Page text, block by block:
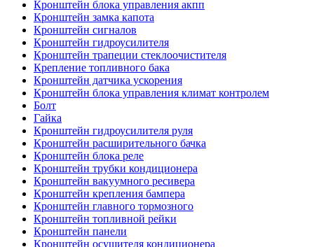
Кронштейн блока управления акпп
Кронштейн замка капота
Кронштейн сигналов
Кронштейн гидроусилителя
Кронштейн трапеции стеклоочистителя
Крепление топливного бака
Кронштейн датчика ускорения
Кронштейн блока управления климат контролем
Болт
Гайка
Кронштейн гидроусилителя руля
Кронштейн расширительного бачка
Кронштейн блока реле
Кронштейн трубки кондиционера
Кронштейн вакуумного ресивера
Кронштейн крепления бампера
Кронштейн главного тормозного
Кронштейн топливной рейки
Кронштейн панели
Кронштейн осушителя кондиционера